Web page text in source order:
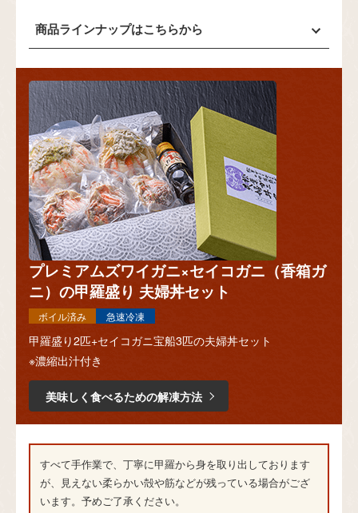
商品ラインナップはこちらから
プレミアムズワイガニ×セイコガニ（香箱ガ
ニ）の甲羅盛り 夫婦丼セット
ボイル済み 急速冷凍
甲羅盛り2匹+セイコガニ宝船3匹の夫婦丼セット
※濃縮出汁付き
美味しく食べるための解凍方法
すべて手作業で、丁寧に甲羅から身を取り出しております
が、見えない柔らかい殻や筋などが残っている場合がござ
います。予めご了承ください。